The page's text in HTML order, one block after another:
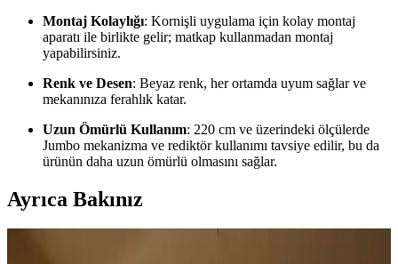
Montaj Kolaylığı: Kornişli uygulama için kolay montaj
aparatı ile birlikte gelir; matkap kullanmadan montaj
yapabilirsiniz.
Renk ve Desen: Beyaz renk, her ortamda uyum sağlar ve
mekanınıza ferahlık katar.
Uzun Ömürlü Kullanım: 220 cm ve üzerindeki ölçülerde
Jumbo mekanizma ve rediktör kullanımı tavsiye edilir, bu da
ürünün daha uzun ömürlü olmasını sağlar.
Ayrıca Bakınız